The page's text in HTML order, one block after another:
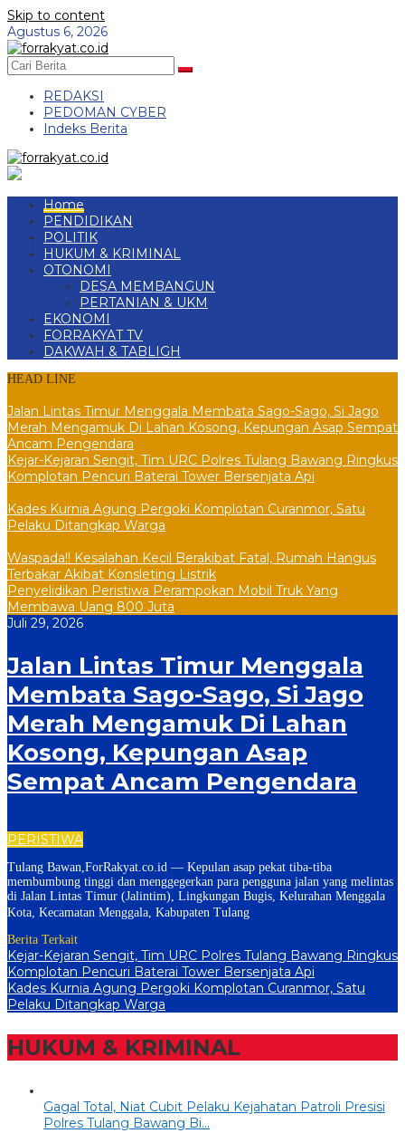
Skip to content
Agustus 6, 2026
REDAKSI
PEDOMAN CYBER
Indeks Berita
Home
PENDIDIKAN
POLITIK
HUKUM & KRIMINAL
OTONOMI
DESA MEMBANGUN
PERTANIAN & UKM
EKONOMI
FORRAKYAT TV
DAKWAH & TABLIGH
HEAD LINE
Jalan Lintas Timur Menggala Membata Sago-Sago, Si Jago
Merah Mengamuk Di Lahan Kosong, Kepungan Asap Sempat
Ancam Pengendara
Kejar-Kejaran Sengit, Tim URC Polres Tulang Bawang Ringkus
Komplotan Pencuri Baterai Tower Bersenjata Api
Kades Kurnia Agung Pergoki Komplotan Curanmor, Satu
Pelaku Ditangkap Warga
Waspada!! Kesalahan Kecil Berakibat Fatal, Rumah Hangus
Terbakar Akibat Konsleting Listrik
Penyelidikan Peristiwa Perampokan Mobil Truk Yang
Membawa Uang 800 Juta
Juli 29, 2026
Jalan Lintas Timur Menggala
Membata Sago-Sago, Si Jago
Merah Mengamuk Di Lahan
Kosong, Kepungan Asap
Sempat Ancam Pengendara
PERISTIWA
Tulang Bawan,ForRakyat.co.id — Kepulan asap pekat tiba-tiba
membumbung tinggi dan menggegerkan para pengguna jalan yang melintas
di Jalan Lintas Timur (Jalintim), Lingkungan Bugis, Kelurahan Menggala
Kota, Kecamatan Menggala, Kabupaten Tulang
Berita Terkait
Kejar-Kejaran Sengit, Tim URC Polres Tulang Bawang Ringkus
Komplotan Pencuri Baterai Tower Bersenjata Api
Kades Kurnia Agung Pergoki Komplotan Curanmor, Satu
Pelaku Ditangkap Warga
HUKUM & KRIMINAL
Gagal Total, Niat Cubit Pelaku Kejahatan Patroli Presisi
Polres Tulang Bawang Bi…